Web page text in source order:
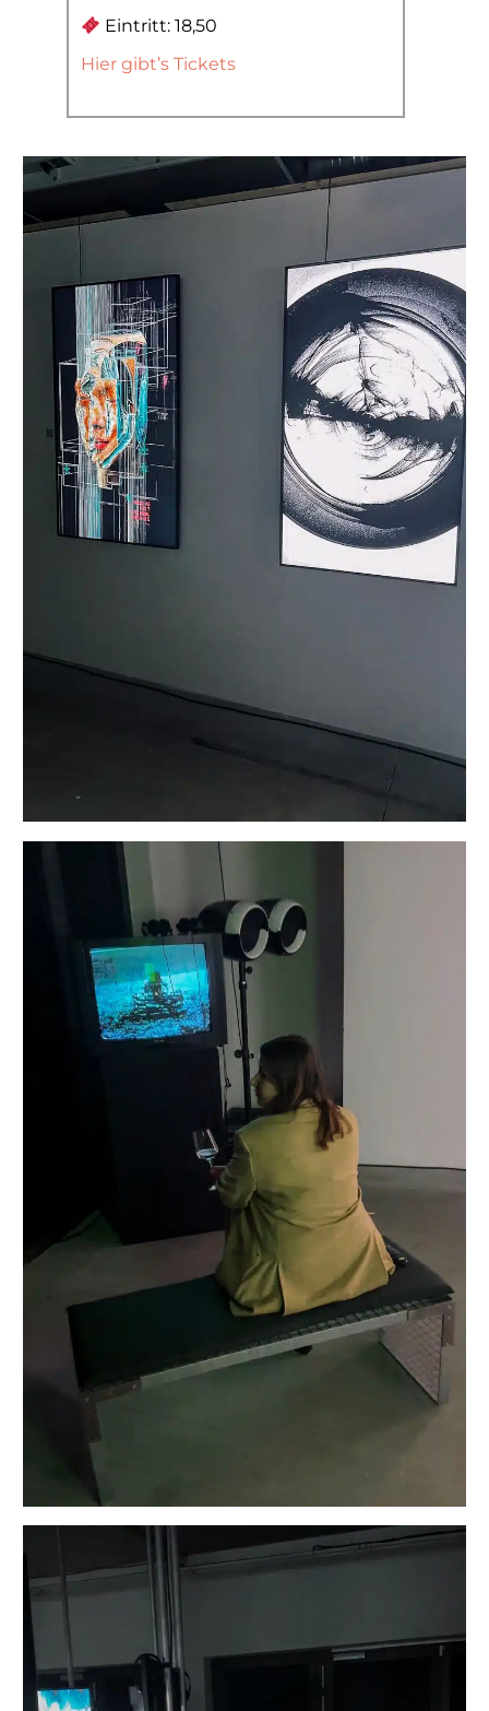
Eintritt: 18,50
Hier gibt’s Tickets